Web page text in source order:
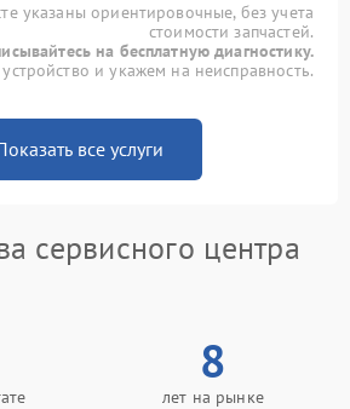
указаны ориентировочные, без учета
стоимости запчастей.
на бесплатную диагностику.
и укажем на неисправность.
все услуги
сервисного центра
8
лет на рынке